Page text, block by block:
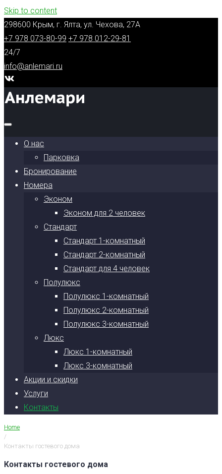
Skip to content
298600 Крым, г. Ялта, ул. Чехова, 27А
+7 978 073-80-99 +7 978 012-29-81
24/7
info@anlemari.ru
О нас
Парковка
Бронирование
Номера
Эконом
Эконом для 2 человек
Стандарт
Стандарт 1-комнатный
Стандарт 2-комнатный
Стандарт для 4 человек
Полулюкс
Полулюкс 1-комнатный
Полулюкс 2-комнатный
Полулюкс 3-комнатный
Люкс
Люкс 1-комнатный
Люкс 3-комнатный
Акции и скидки
Услуги
Контакты
Home
/
Контакты гостевого дома
Контакты гостевого дома